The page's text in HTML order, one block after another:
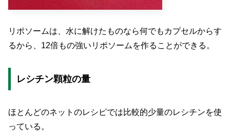
リポソームは、水に解けたものなら何でもカプセルからす
るから、12倍もの強いリポソームを作ることができる。
レシチン顆粒の量
ほとんどのネットのレシピでは比較的少量のレシチンを使
っている。